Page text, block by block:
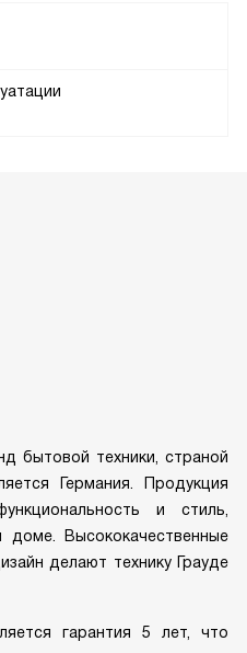
бытовой техники, страной
Германия. Продукция
и стиль,
Высококачественные
делают технику Грауде
гарантия 5 лет, что